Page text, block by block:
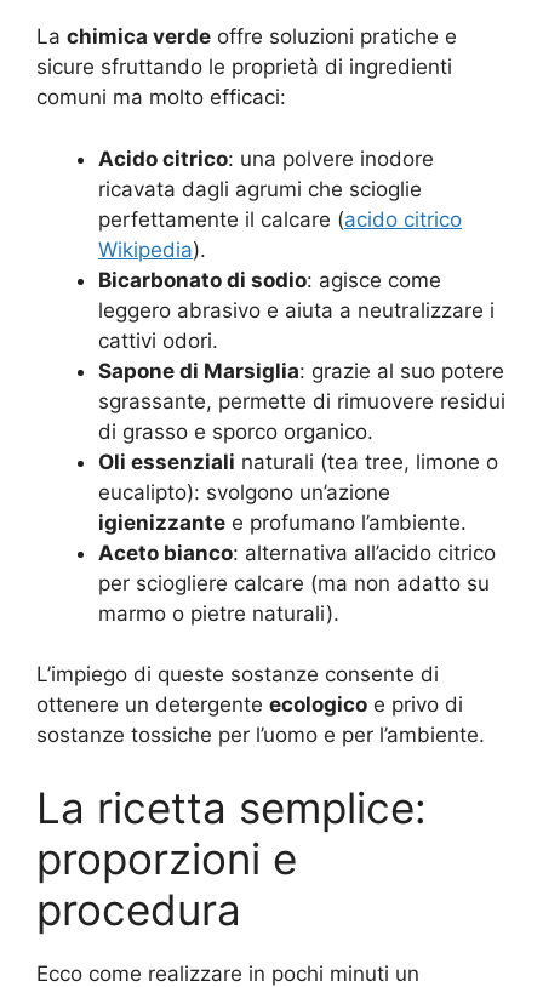
La chimica verde offre soluzioni pratiche e
sicure sfruttando le proprietà di ingredienti
comuni ma molto efficaci:
Acido citrico: una polvere inodore
ricavata dagli agrumi che scioglie
perfettamente il calcare (acido citrico
Wikipedia).
Bicarbonato di sodio: agisce come
leggero abrasivo e aiuta a neutralizzare i
cattivi odori.
Sapone di Marsiglia: grazie al suo potere
sgrassante, permette di rimuovere residui
di grasso e sporco organico.
Oli essenziali naturali (tea tree, limone o
eucalipto): svolgono un’azione
igienizzante e profumano l’ambiente.
Aceto bianco: alternativa all’acido citrico
per sciogliere calcare (ma non adatto su
marmo o pietre naturali).
L’impiego di queste sostanze consente di
ottenere un detergente ecologico e privo di
sostanze tossiche per l’uomo e per l’ambiente.
La ricetta semplice:
proporzioni e
procedura
Ecco come realizzare in pochi minuti un